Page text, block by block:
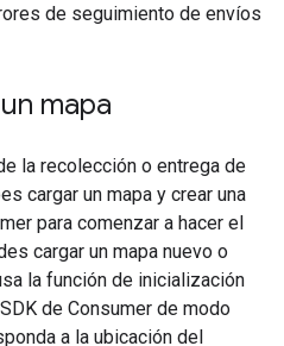
de seguimiento de envíos
mapa
la recolección o entrega de
cargar un mapa y crear una
para comenzar a hacer el
cargar un mapa nuevo o
la función de inicialización
de Consumer de modo
a la ubicación del